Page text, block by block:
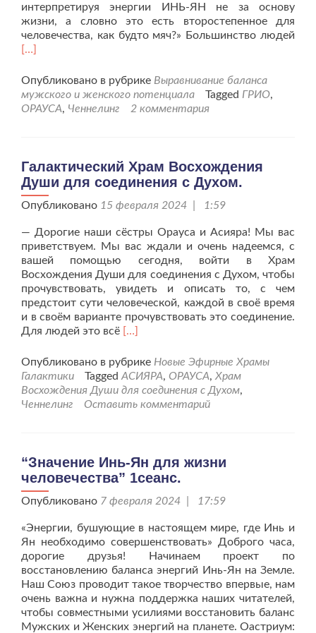
интерпретируя энергии ИНЬ-ЯН не за основу
жизни, а словно это есть второстепенное для
человечества, как будто мяч?» Большинство людей
[…]
Опубликовано в рубрике Выравнивание баланса
мужского и женского потенциала
Tagged ГРИО,
ОРАУСА, Ченнелинг 2 комментария
Галактический Храм Восхождения
Души для соединения с Духом.
Опубликовано 15 февраля 2024 | 1:59
— Дорогие наши сёстры Орауса и Асияра! Мы вас
приветствуем. Мы вас ждали и очень надеемся, с
вашей помощью сегодня, войти в Храм
Восхождения Души для соединения с Духом, чтобы
прочувствовать, увидеть и описать то, с чем
предстоит сути человеческой, каждой в своё время
и в своём варианте прочувствовать это соединение.
Для людей это всё Читать
проГалактический
Храм
Восхождения
Души
Духом.
[…]
Опубликовано в рубрике Новые Эфирные Храмы
Галактики
Tagged АСИЯРА, ОРАУСА, Храм
Восхождения Души для соединения с Духом,
Ченнелинг
Оставить комментарий
“Значение Инь-Ян для жизни
человечества” 1сеанс.
Опубликовано 7 февраля 2024 | 17:59
«Энергии, бушующие в настоящем мире, где Инь и
Ян необходимо совершенствовать» Доброго часа,
дорогие друзья! Начинаем проект по
восстановлению баланса энергий Инь-Ян на Земле.
Наш Союз проводит такое творчество впервые, нам
очень важна и нужна поддержка наших читателей,
чтобы совместными усилиями восстановить баланс
Мужских и Женских энергий на планете. Оастриум: